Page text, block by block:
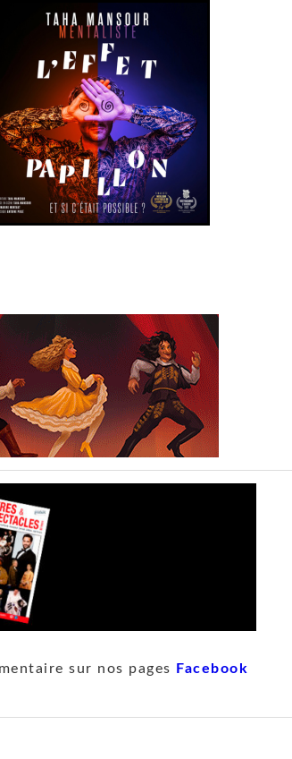
sur nos pages Facebook